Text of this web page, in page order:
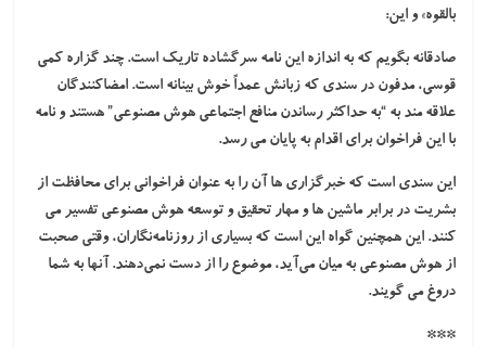
بالقوه» و این:
صادقانه بگویم که به اندازه این نامه سرگشاده تاریک است. چند گزاره کمی
قوسی، مدفون در سندی که زبانش عمداً خوش بینانه است. امضاکنندگان
علاقه مند به “به حداکثر رساندن منافع اجتماعی هوش مصنوعی” هستند و نامه
با این فراخوان برای اقدام به پایان می رسد.
این سندی است که خبرگزاری ها آن را به عنوان فراخوانی برای محافظت از
بشریت در برابر ماشین ها و مهار تحقیق و توسعه هوش مصنوعی تفسیر می
کنند. این همچنین گواه این است که بسیاری از روزنامه‌نگاران، وقتی صحبت
از هوش مصنوعی به میان می‌آید، موضوع را از دست نمی‌دهند. آنها به شما
دروغ می گویند.
***